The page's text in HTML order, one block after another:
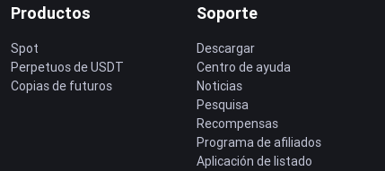
Productos
Spot
Perpetuos de USDT
Copias de futuros
Soporte
Descargar
Centro de ayuda
Noticias
Pesquisa
Recompensas
Programa de afiliados
Aplicación de listado